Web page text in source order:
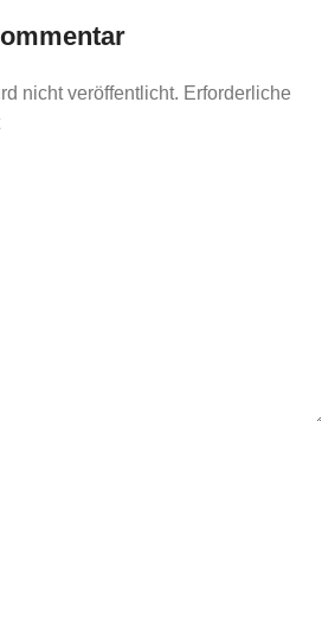
nicht veröffentlicht. Erforderliche